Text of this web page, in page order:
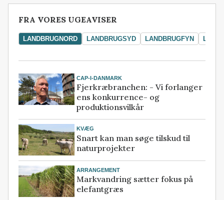
FRA VORES UGEAVISER
LANDBRUGNORD LANDBRUGSYD LANDBRUGFYN
CAP-I-DANMARK
Fjerkræbranchen: - Vi forlanger
ens konkurrence- og
produktionsvilkår
KVÆG
Snart kan man søge tilskud til
naturprojekter
ARRANGEMENT
Markvandring sætter fokus på
elefantgræs